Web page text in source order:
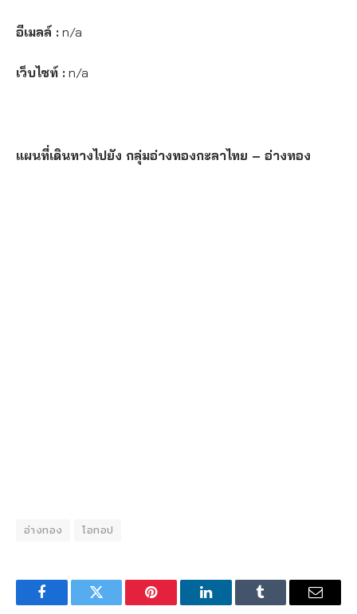
อีเมลล์ : n/a
เว็บไซท์ : n/a
แผนที่เดินทางไปยัง กลุ่มอ่างทองกะลาไทย – อ่างทอง
อ่างทอง โอทอป
FacebookTwitter Pinterest LinkedInTumblr Email